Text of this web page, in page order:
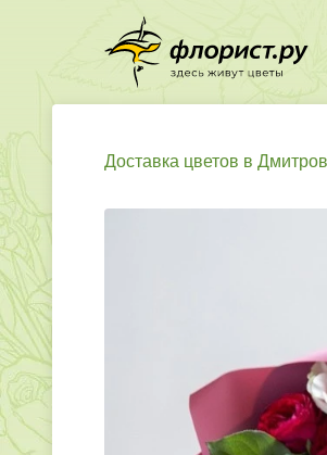
Доставка цветов в